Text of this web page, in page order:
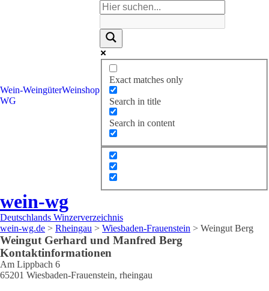
Wein-
WG
WeingüterWeinshop
Exact matches only
Search in title
Search in content
wein-wg
Deutschlands Winzerverzeichnis
wein-wg.de > Rheingau > Wiesbaden-Frauenstein > Weingut Berg
Weingut Gerhard und Manfred Berg
Kontaktinformationen
Am Lippbach 6
65201 Wiesbaden-Frauenstein, rheingau